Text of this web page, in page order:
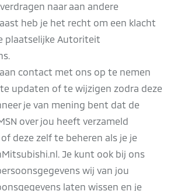
naar aan andere
heb je het recht om een klacht
plaatselijke Autoriteit
contact met ons op te nemen
updaten of te wijzigen zodra deze
je van mening bent dat de
over jou heeft verzameld
deze zelf te beheren als je je
Je kunt ook bij ons
wij van jou
laten wissen en je